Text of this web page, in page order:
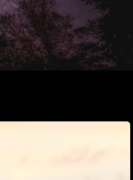
ハイパー縁側@中津
ハイパー縁側@天満
ハイパー縁側@中山